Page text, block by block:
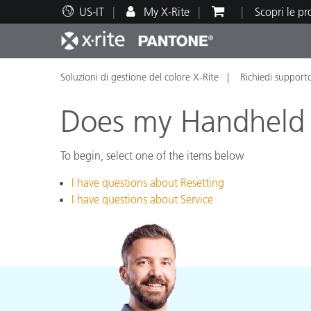
US-IT My X-Rite Scopri le
Principali prodotti
Stampa e Packaging
Automotive
Supporto tecnico
Risorse didattiche
Soluzioni di gestione del colore X-Rite Richiedi
Does my
To begin, select one of the items below
I have questions about Resetting
I have questions about Service